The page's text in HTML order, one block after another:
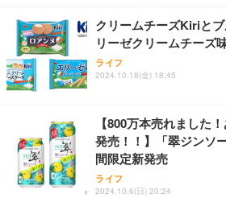
クリームチーズKiriと
リーゼクリームチーズ
ライフ
2024.10.18(金) 18:45
【800万本売れました
発売！！】「翠ジンソ
間限定新発売
ライフ
2024.10.6(日) 20:24